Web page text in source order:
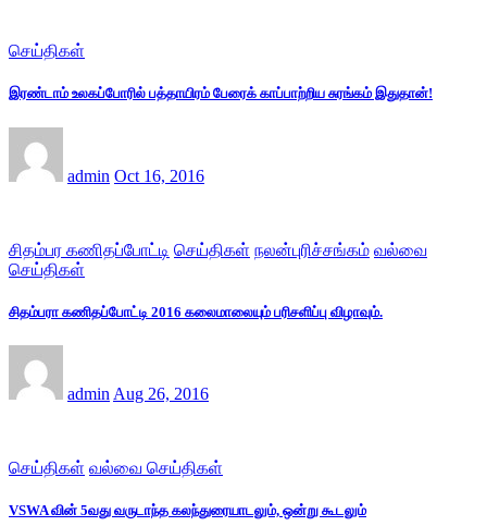
செய்திகள்
இரண்டாம் உலகப்போரில் பத்தாயிரம் பேரைக் காப்பாற்றிய சுரங்கம் இதுதான்!
admin Oct 16, 2016
சிதம்பர கணிதப்போட்டி செய்திகள் நலன்புரிச்சங்கம் வல்வை
செய்திகள்
சிதம்பரா கணிதப்போட்டி 2016 கலைமாலையும் பரிசளிப்பு விழாவும்.
admin Aug 26, 2016
செய்திகள் வல்வை செய்திகள்
VSWA வின் 5வது வருடாந்த கலந்துரையாடலும், ஒன்று கூடலும்